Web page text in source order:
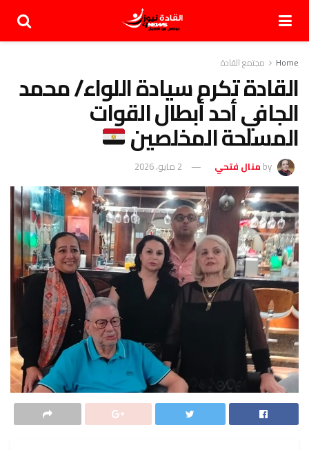
Home مجتمع القادة
القادة تكرم سيادة اللواء/ محمد
الجافي أحد أبطال القوات
المسلحة المخلصين
by منال فتحي 2 مايو، 2026